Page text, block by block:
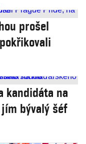
prošel
kandidáta na
bývalý šéf